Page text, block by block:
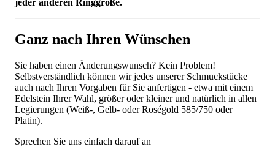
jeder anderen Ringgröße.
Ganz nach Ihren Wünschen
Sie haben einen Änderungswunsch? Kein Problem!
Selbstverständlich können wir jedes unserer Schmuckstücke
auch nach Ihren Vorgaben für Sie anfertigen - etwa mit einem
Edelstein Ihrer Wahl, größer oder kleiner und natürlich in allen
Legierungen (Weiß-, Gelb- oder Roségold 585/750 oder
Platin).
Sprechen Sie uns einfach darauf an